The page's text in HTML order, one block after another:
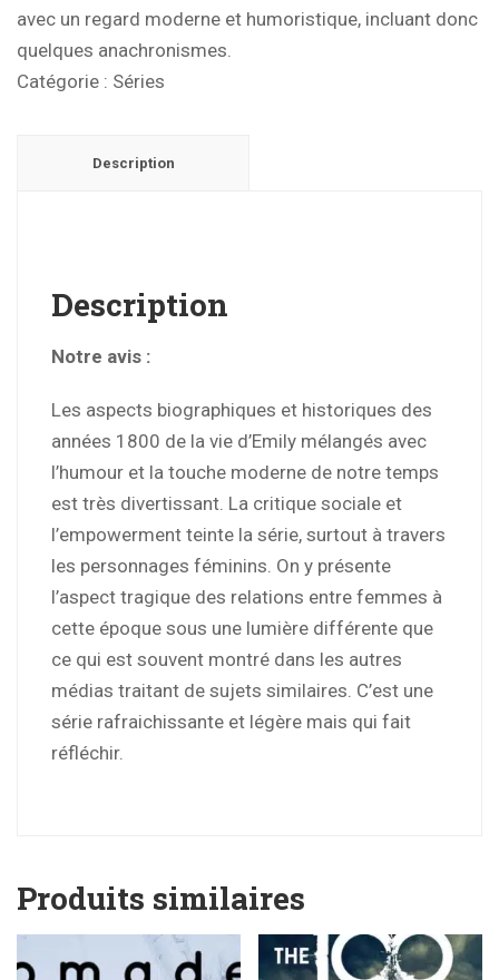
avec un regard moderne et humoristique, incluant donc
quelques anachronismes.
Catégorie : Séries
Description
Description
Notre avis :
Les aspects biographiques et historiques des
années 1800 de la vie d’Emily mélangés avec
l’humour et la touche moderne de notre temps
est très divertissant. La critique sociale et
l’empowerment teinte la série, surtout à travers
les personnages féminins. On y présente
l’aspect tragique des relations entre femmes à
cette époque sous une lumière différente que
ce qui est souvent montré dans les autres
médias traitant de sujets similaires. C’est une
série rafraichissante et légère mais qui fait
réfléchir.
Produits similaires